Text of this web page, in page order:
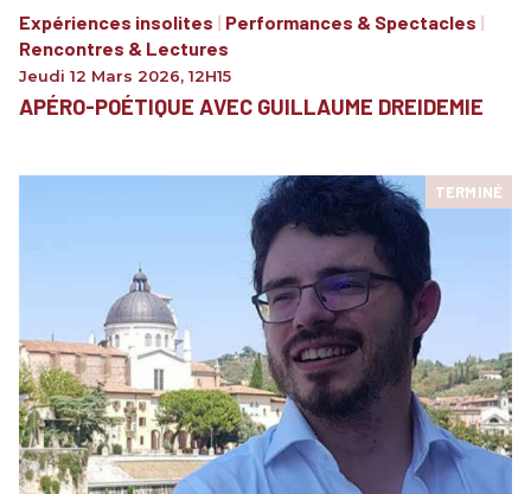
Expériences insolites | Performances & Spectacles |
Rencontres & Lectures
Jeudi 12 Mars 2026, 12H15
APÉRO-POÉTIQUE AVEC GUILLAUME DREIDEMIE
TERMINÉ